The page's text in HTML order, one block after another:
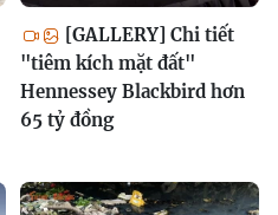
[GALLERY] Chi tiết
"tiêm kích mặt đất"
Hennessey Blackbird hơn
65 tỷ đồng